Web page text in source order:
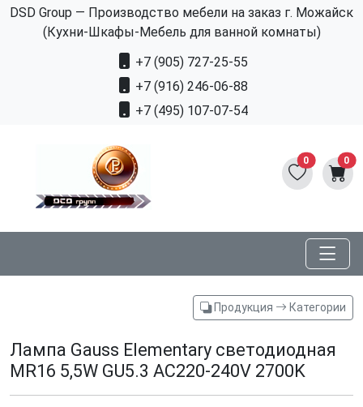
DSD Group — Производство мебели на заказ г. Можайск
(Кухни-Шкафы-Мебель для ванной комнаты)
+7 (905) 727-25-55
+7 (916) 246-06-88
+7 (495) 107-07-54
0 0
Продукция Категории
Лампа Gauss Elementary светодиодная
MR16 5,5W GU5.3 AC220-240V 2700K